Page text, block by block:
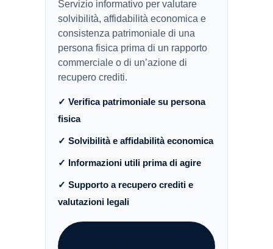
Servizio informativo per valutare
solvibilità, affidabilità economica e
consistenza patrimoniale di una
persona fisica prima di un rapporto
commerciale o di un’azione di
recupero crediti.
✓ Verifica patrimoniale su persona
fisica
✓ Solvibilità e affidabilità economica
✓ Informazioni utili prima di agire
✓ Supporto a recupero crediti e
valutazioni legali